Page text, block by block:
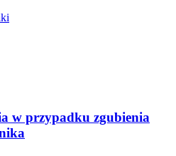
w przypadku zgubienia